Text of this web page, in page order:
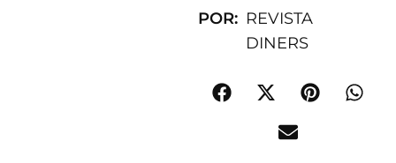
POR: REVISTA
DINERS